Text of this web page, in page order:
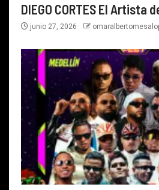
DIEGO CORTES El Artista
junio 27, 2026